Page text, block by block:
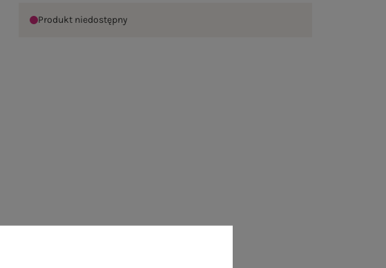
Produkt niedostępny